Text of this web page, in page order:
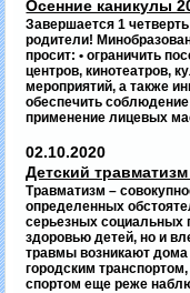
Осенние каникулы
Завершается 1
родители!
просит: • ограничить
центров, кинотеатров,
мероприятий, а также
обеспечить
применение лицевых
02.10.2020
Детский
Травматизм –
определенных
серьезных социальных
здоровью детей, но и
травмы возникают
городским
спортом еще реже